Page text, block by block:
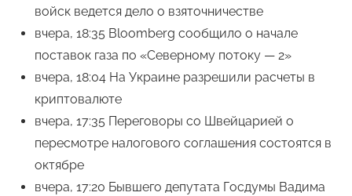
войск ведется дело о взяточничестве
вчера, 18:35 Bloomberg сообщило о начале
поставок газа по «Северному потоку — 2»
вчера, 18:04 На Украине разрешили расчеты в
криптовалюте
вчера, 17:35 Переговоры со Швейцарией о
пересмотре налогового соглашения состоятся в
октябре
вчера, 17:20 Бывшего депутата Госдумы Вадима